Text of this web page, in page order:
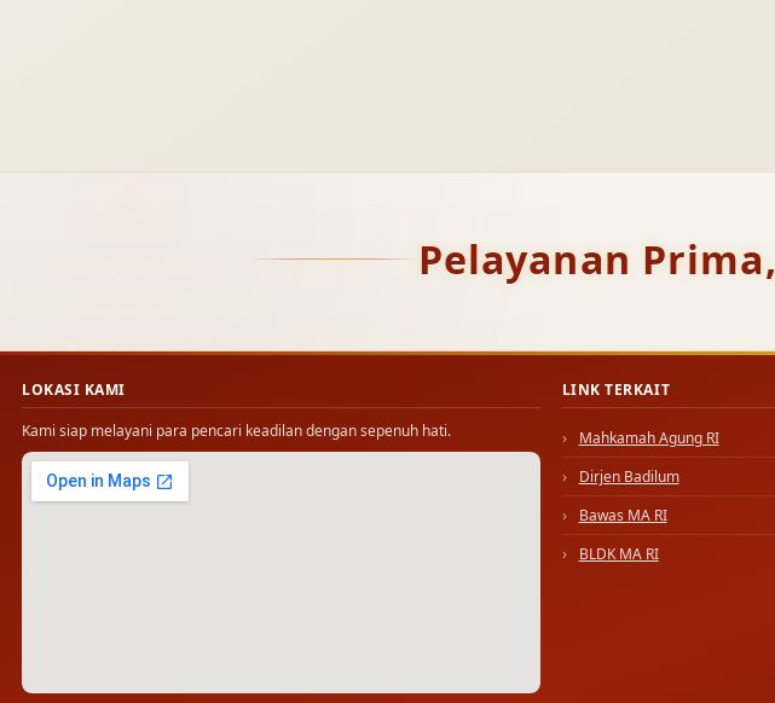
Pelayanan
LOKASI KAMI
Kami siap melayani para pencari keadilan dengan sepenuh hati.
LINK TERKAIT
Mahkamah Agung RI
Dirjen Badilum
Bawas MA RI
BLDK MA RI